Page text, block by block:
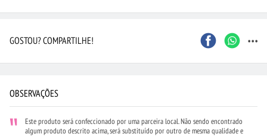
GOSTOU? COMPARTILHE! ...
OBSERVAÇÕES
Este produto será confeccionado por uma parceira local. Não sendo encontrado
algum produto descrito acima, será substituído por outro de mesma qualidade e